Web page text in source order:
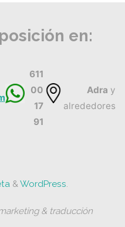
en:
611
00
17
91
Adra y
alrededores
&WordPress.
& traducción